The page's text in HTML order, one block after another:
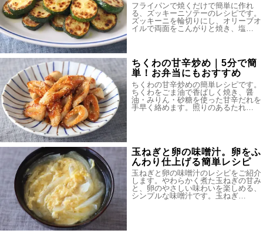
フライパンで焼くだけで簡単に作れ
る、ズッキーニソテーのレシピです。
ズッキーニを輪切りにし、オリーブオ
イルで両面をこんがりと焼き、塩…
ちくわの甘辛炒め｜5分で簡
単！お弁当にもおすすめ
ちくわの甘辛炒めの簡単レシピです。
ちくわをごま油で香ばしく焼き、醤
油・みりん・砂糖を使った甘辛だれを
手早く絡めます。照りのあるたれ…
玉ねぎと卵の味噌汁。卵をふ
んわり仕上げる簡単レシピ
玉ねぎと卵の味噌汁のレシピをご紹介
します。やわらかく煮た玉ねぎの甘み
と、卵のやさしい味わいを楽しめる、
シンプルな味噌汁です。玉ねぎ…